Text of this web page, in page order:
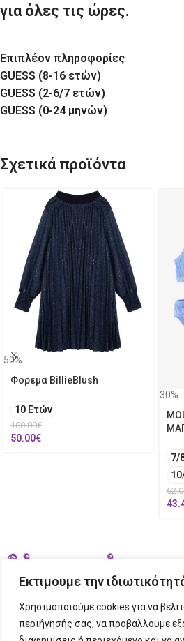
Εκτιμουμε την
Χρησιμοποιούμε cookies για να
περιήγησής σας, να προβάλλουμε
για όλες τις ώρες.
Επιπλέον πληροφορίες
GUESS (8-16 ετών)
GUESS (2-6/7 ετών)
GUESS (0-24 μηνών)
Σχετικά προϊόντα
50%
Φορεμα BillieBlush
10 Ετών
100.00€
50.00€
30%
7/